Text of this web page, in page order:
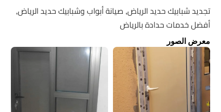
تجديد شبابيك حديد الرياض, صيانة أبواب وشبابيك حديد الرياض,
أفضل خدمات حدادة بالرياض
معرض الصور